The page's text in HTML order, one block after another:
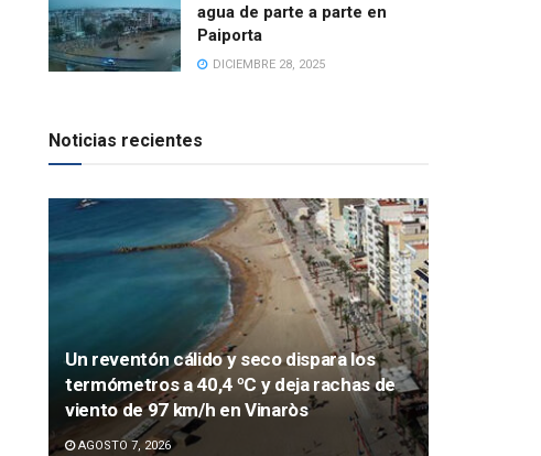
agua de parte a parte en
Paiporta
DICIEMBRE 28, 2025
Noticias recientes
Un reventón cálido y seco dispara los
termómetros a 40,4 ºC y deja rachas de
viento de 97 km/h en Vinaròs
AGOSTO 7, 2026